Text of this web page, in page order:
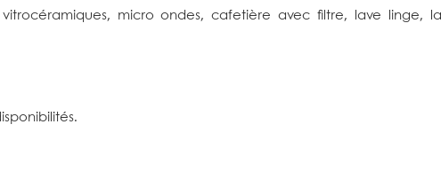
vitrocéramiques, micro ondes, cafetière avec filtre, lave linge,